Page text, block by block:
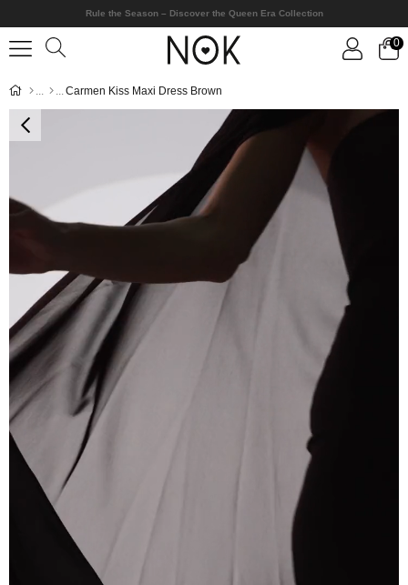
Rule the Season – Discover the Queen Era Collection
0
Carmen Kiss Maxi Dress Brown